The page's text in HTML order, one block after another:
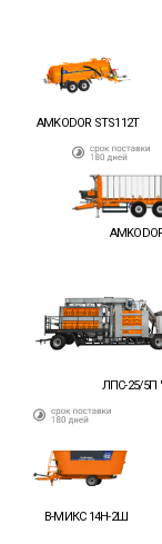
AMKODOR STS112T
ЛПС-25/5П
В-МИКС 14Н-2Ш